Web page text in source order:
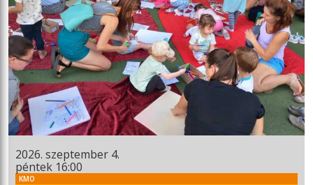
2026. szeptember 4.
péntek 16:00
KMO